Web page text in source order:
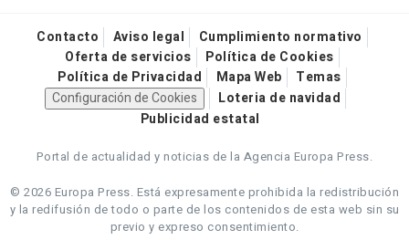
Contacto Aviso legal
Cumplimiento normativo
Oferta de servicios
Política de Cookies
Política de Privacidad
Mapa Web
Temas
Configuración de Cookies
Loteria de navidad
Publicidad estatal
Portal de actualidad y noticias de la Agencia Europa Press.
© 2026 Europa Press. Está expresamente prohibida la redistribución
y la redifusión de todo o parte de los contenidos de esta web sin su
previo y expreso consentimiento.